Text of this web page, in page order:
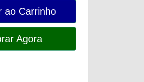
ao Carrinho
Agora